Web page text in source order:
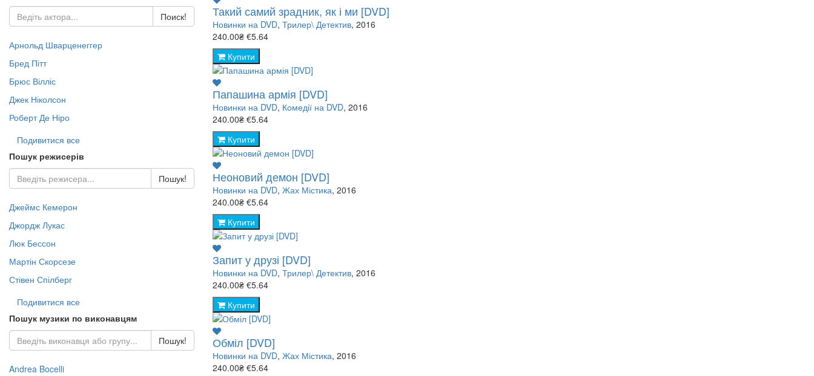
Жах Містика (497)
Документальне DVD (435)
- Військова справа (51)
Еротика (133)
Мульт Русский (728)
Українське кіно (107)
- Пригоди (Зар.) (160)
- Триллер (Зор.) (272)
- Жахи (Зор.) (109)
- Фантастика (Зор.) (376)
Караоке (13)
Караоке DVD (136)
Jazz & Blues (130)
Rock (444)
Electronic Music (48)
Збірники MP3 (203)
Pop LP (53)
Шансон LP (0)
Поиск!
Арнольд Шварценеггер
Бред Пітт
Брюс Вілліс
Джек Ніколсон
Роберт Де Ніро
Подивитися все
Пошук режисерів
Пошук!
Джеймс Кемерон
Джордж Лукас
Люк Бессон
Мартін Скорсезе
Стівен Спілберг
Подивитися все
Пошук музики по виконавцям
Пошук!
Andrea Bocelli
Такий самий зрадник, як і ми [DVD]
Новинки на DVD, Трилер\ Детектив, 2016
240.00₴ €5.64
Купити
Папашина армія [DVD]
Новинки на DVD, Комедії на DVD, 2016
240.00₴ €5.64
Купити
Неоновий демон [DVD]
Новинки на DVD, Жах Містика, 2016
240.00₴ €5.64
Купити
Запит у друзі [DVD]
Новинки на DVD, Трилер\ Детектив, 2016
240.00₴ €5.64
Купити
Обміл [DVD]
Новинки на DVD, Жах Містика, 2016
240.00₴ €5.64